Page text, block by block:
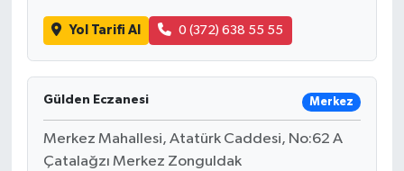
Yol Tarifi Al 0 (372) 638 55 55
Gülden Eczanesi Merkez
Merkez Mahallesi, Atatürk Caddesi, No:62 A
Çatalağzı Merkez Zonguldak